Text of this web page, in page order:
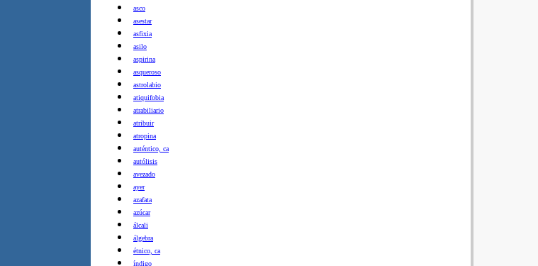
asco
asestar
asfixia
asilo
aspirina
asqueroso
astrolabio
atiquifobia
atrabiliario
atribuir
atropina
auténtico, ca
autólisis
avezado
ayer
azafata
azúcar
álcali
álgebra
étnico, ca
índigo